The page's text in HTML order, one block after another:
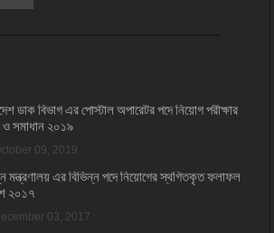
ডাক বিভাগ এর পোস্টাল অপারেটর পদে নিয়োগ পরীক্ষার
সমাধান ২০১৯
09, 2019
মন্ত্রণালয় এর বিভিন্ন পদে নিয়োগের স্থগিতকৃত ফলাফল
২০১৭
03, 2017